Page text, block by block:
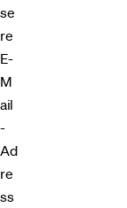
se
re
E-
M
ail
-
Ad
re
ss